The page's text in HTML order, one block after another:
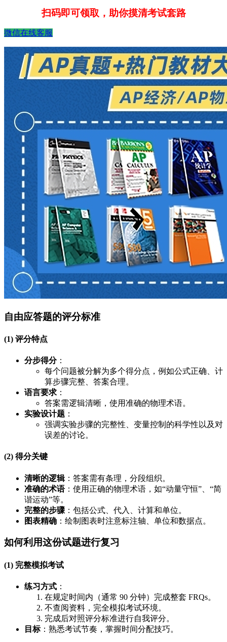
扫码即可领取，助你摸清考试套路
微信在线客服
自由应答题的评分标准
(1) 评分特点
分步得分：
每个问题被分解为多个得分点，例如公式正确、计
算步骤完整、答案合理。
语言要求 ：
答案需逻辑清晰，使用准确的物理术语。
实验设计题 ：
强调实验步骤的完整性、变量控制的科学性以及对
误差的讨论。
(2) 得分关键
清晰的逻辑：答案需有条理，分段组织。
准确的术语：使用正确的物理术语，如“动量守恒”、“简
谐运动”等。
完整的步骤 ：包括公式、代入、计算和单位。
图表精确 ：绘制图表时注意标注轴、单位和数据点。
如何利用这份试题进行复习
(1) 完整模拟考试
练习方式 ：
在规定时间内（通常 90 分钟）完成整套 FRQs。
不查阅资料，完全模拟考试环境。
完成后对照评分标准进行自我评分。
目标：熟悉考试节奏，掌握时间分配技巧。